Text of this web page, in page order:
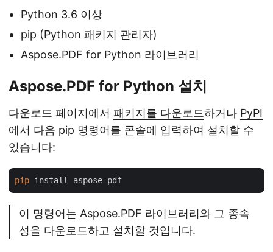
Python 3.6 이상
pip (Python 패키지 관리자)
Aspose.PDF for Python 라이브러리
Aspose.PDF for Python 설치
다운로드 페이지에서 패키지를 다운로드하거나 PyPI
에서 다음 pip 명령어를 콘솔에 입력하여 설치할 수
있습니다:
pip
이 명령어는 Aspose.PDF 라이브러리와 그 종속
성을 다운로드하고 설치할 것입니다.